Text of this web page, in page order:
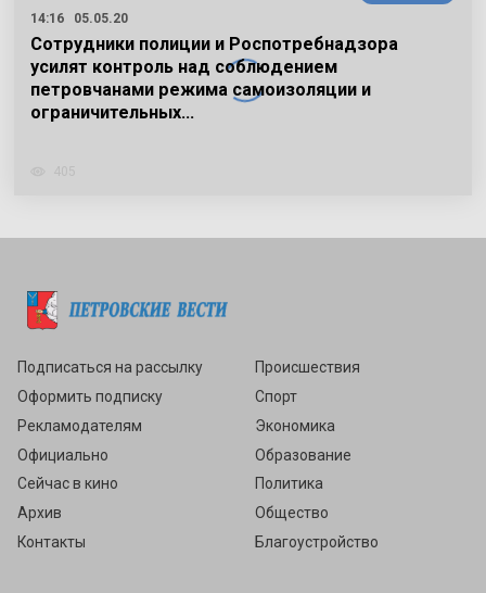
14:16
05.05.20
Сотрудники полиции и Роспотребнадзора
усилят контроль над соблюдением
петровчанами режима самоизоляции и
ограничительных…
Подписаться на рассылку
Оформить подписку
Рекламодателям
Официально
Сейчас в кино
Архив
Контакты
Происшествия
Спорт
Экономика
Образование
Политика
Общество
Благоустройство
Подписаться